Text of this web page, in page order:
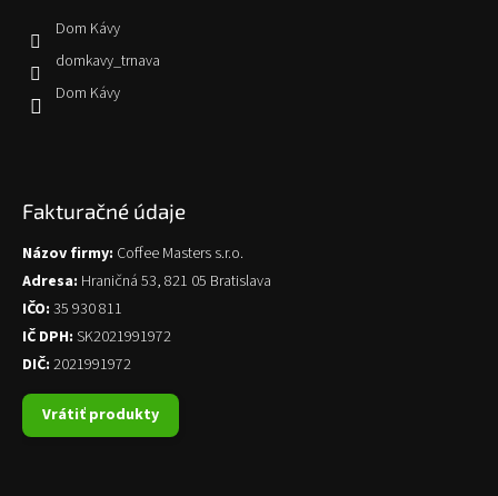
Dom Kávy
domkavy_trnava
Dom Kávy
Fakturačné údaje
Názov firmy: Coffee Masters s.r.o.
Adresa: Hraničná 53, 821 05 Bratislava
IČO: 35 930 811
IČ DPH: SK2021991972
DIČ: 2021991972
Vrátiť produkty